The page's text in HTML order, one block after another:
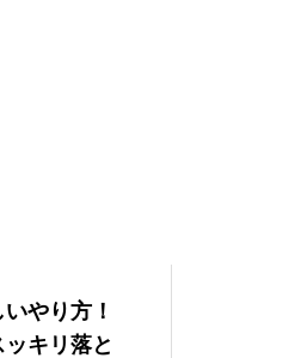
やり方！
キリ落と